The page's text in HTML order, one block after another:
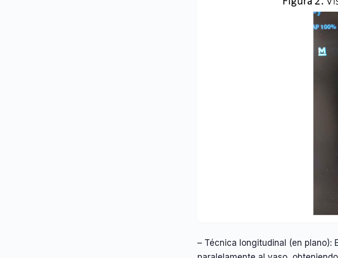
– Técnica longitudinal (en plano):